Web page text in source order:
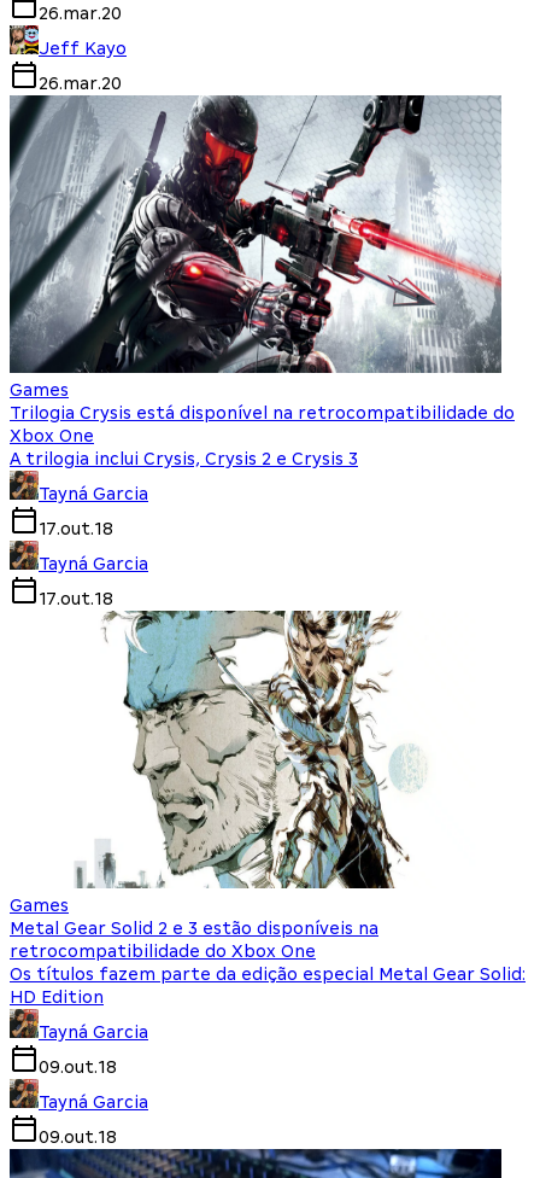
26.mar.20
Jeff Kayo
26.mar.20
Games
Trilogia Crysis está disponível na retrocompatibilidade do
Xbox One
A trilogia inclui Crysis, Crysis 2 e Crysis 3
Tayná Garcia
17.out.18
Tayná Garcia
17.out.18
Games
Metal Gear Solid 2 e 3 estão disponíveis na
retrocompatibilidade do Xbox One
Os títulos fazem parte da edição especial Metal Gear Solid:
HD Edition
Tayná Garcia
09.out.18
Tayná Garcia
09.out.18